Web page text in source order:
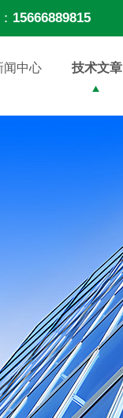
15666889815
闻中心 技术文章